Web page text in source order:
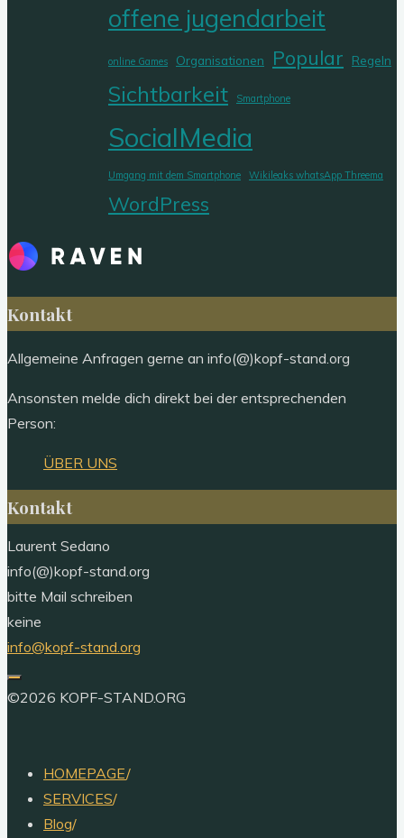
offene jugendarbeit
online Games Organisationen Popular Regeln
Sichtbarkeit Smartphone
SocialMedia
Umgang mit dem Smartphone Wikileaks whatsApp Threema
WordPress
Kontakt
Allgemeine Anfragen gerne an info(@)kopf-stand.org
Ansonsten melde dich direkt bei der entsprechenden
Person:
ÜBER UNS
Kontakt
Laurent Sedano
info(@)kopf-stand.org
bitte Mail schreiben
keine
info@kopf-stand.org
©2026 KOPF-STAND.ORG
HOMEPAGE/
SERVICES/
Blog/